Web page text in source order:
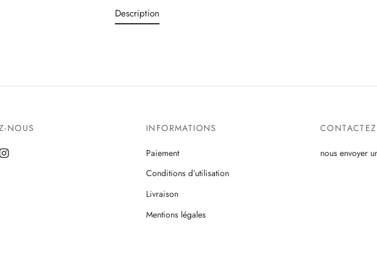
Description
NOUS INFORMATIONS
Paiement
Conditions d’utilisation
Livraison
Mentions légales
nous envoyer